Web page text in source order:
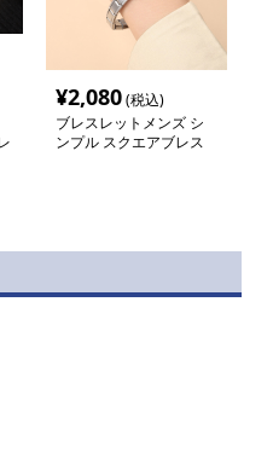
¥2,080(税込)
ブレスレットメンズ シ
ンプル スクエアブレス